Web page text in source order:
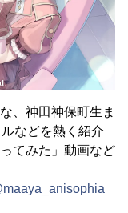
、神田神保町生ま
などを熱く紹介
てみた」動画など